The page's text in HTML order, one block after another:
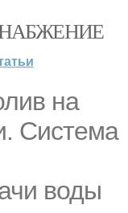
на
Система
воды